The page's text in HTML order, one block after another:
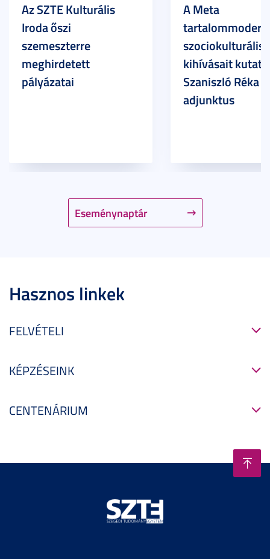
Eseménynaptár
Az SZTE Kulturális
Iroda őszi
szemeszterre
meghirdetett
pályázatai
A Meta
szociokulturális
kihívásait
Szaniszló Réka
adjunktus
Hasznos linkek
FELVÉTELI
KÉPZÉSEINK
CENTENÁRIUM